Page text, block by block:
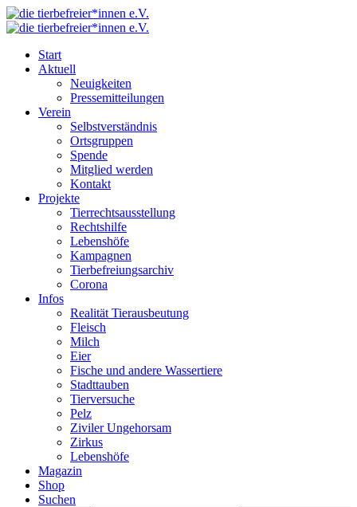
Start
Aktuell
Neuigkeiten
Pressemitteilungen
Verein
Selbstverständnis
Ortsgruppen
Spende
Mitglied werden
Kontakt
Projekte
Tierrechtsausstellung
Rechtshilfe
Lebenshöfe
Kampagnen
Tierbefreiungsarchiv
Corona
Infos
Realität Tierausbeutung
Fleisch
Milch
Eier
Fische und andere Wassertiere
Stadttauben
Tierversuche
Pelz
Ziviler Ungehorsam
Zirkus
Lebenshöfe
Magazin
Shop
Suchen